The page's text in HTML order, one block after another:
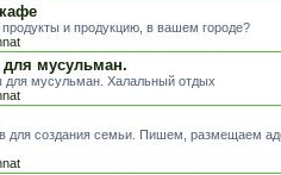
продукты и продукцию, в вашем городе?
мусульман.
для мусульман. Халальный отдых
для создания семьи. Пишем, размещаем